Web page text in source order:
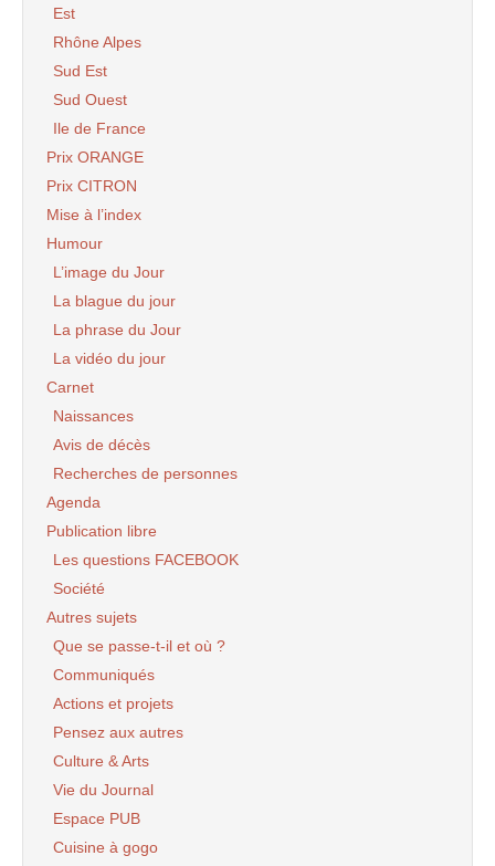
Est
Rhône Alpes
Sud Est
Sud Ouest
Ile de France
Prix ORANGE
Prix CITRON
Mise à l’index
Humour
L’image du Jour
La blague du jour
La phrase du Jour
La vidéo du jour
Carnet
Naissances
Avis de décès
Recherches de personnes
Agenda
Publication libre
Les questions FACEBOOK
Société
Autres sujets
Que se passe-t-il et où ?
Communiqués
Actions et projets
Pensez aux autres
Culture & Arts
Vie du Journal
Espace PUB
Cuisine à gogo